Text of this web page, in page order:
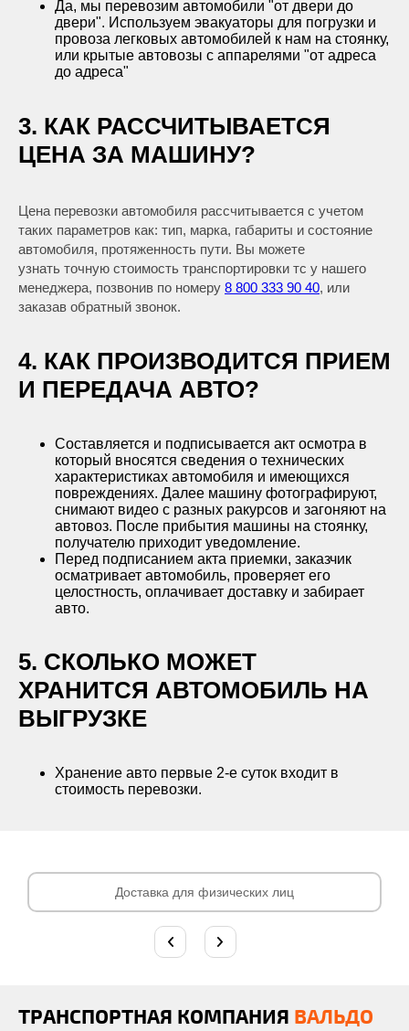
Да, мы перевозим автомобили "от двери до
двери". Используем эвакуаторы для погрузки и
провоза легковых автомобилей к нам на стоянку,
или крытые автовозы с аппарелями "от адреса
до адреса"
3. КАК РАССЧИТЫВАЕТСЯ
ЦЕНА ЗА МАШИНУ?
Цена перевозки автомобиля рассчитывается с учетом
таких параметров как: тип, марка, габариты и состояние
автомобиля, протяженность пути. Вы можете
узнать точную стоимость транспортировки тс у нашего
менеджера, позвонив по номеру 8 800 333 90 40, или
заказав обратный звонок.
4. КАК ПРОИЗВОДИТСЯ ПРИЕМ
И ПЕРЕДАЧА АВТО?
Составляется и подписывается акт осмотра в
который вносятся сведения о технических
характеристиках автомобиля и имеющихся
повреждениях. Далее машину фотографируют,
снимают видео с разных ракурсов и загоняют на
автовоз. После прибытия машины на стоянку,
получателю приходит уведомление.
Перед подписанием акта приемки, заказчик
осматривает автомобиль, проверяет его
целостность, оплачивает доставку и забирает
авто.
5. СКОЛЬКО МОЖЕТ
ХРАНИТСЯ АВТОМОБИЛЬ НА
ВЫГРУЗКЕ
Хранение авто первые 2-е суток входит в
стоимость перевозки.
Доставка для физических лиц
ТРАНСПОРТНАЯ КОМПАНИЯ ВАЛЬДО